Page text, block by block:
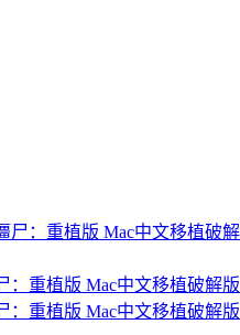
：重植版 Mac中文移植破解版
：重植版 Mac中文移植破解版